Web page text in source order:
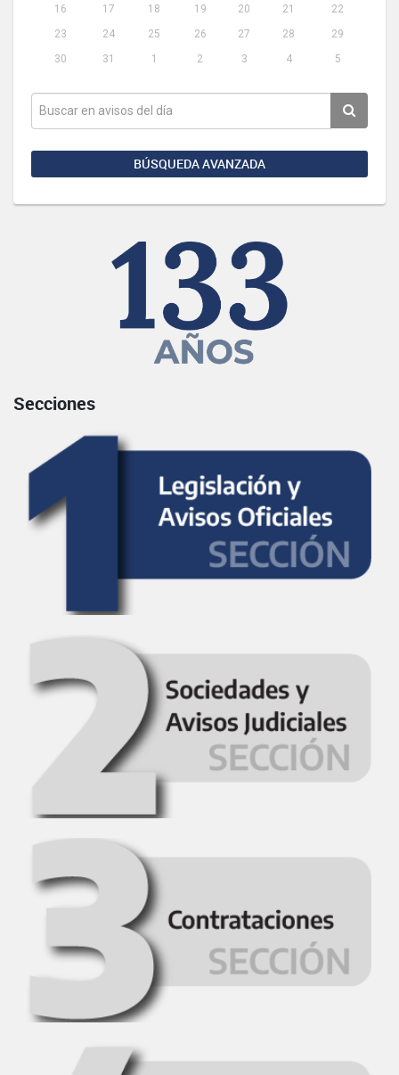
16
17 18 19 20 21
22
23
24 25 26 27 28
29
30
31 1 2 3 4 5
BÚSQUEDA AVANZADA
Secciones